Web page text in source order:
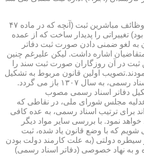
قانون یاد شده، در شرح وظائف مباشرین ثبت (آنچه كه در ماده ۴۷
تغییراتی را پدیدار ساخت كه از عمده
به لغو ضمنی دادن صورت ثبت دفاتر
اشاره داشت. لیكن علیرغم چنین
در آن روزگاران صورت ثبت سند را
اولین قانون مربوط به تشكیل
مستقل دفترخانه های اسناد رسمی، به سال ۱۳۰۷ باز می گردد.
قانون تشكیل دفاتر اسناد رسمی مصوب
عدلیه مجلس شورای ملی، در نقاطی كه
برای ترتیب اسناد رسمی، به عده كافی
نمود. با بررسی سایر مواد دیگر
كه با وضع قانون یاد شده، ثبت
سیطره دولتی (به علت كارمند دولت بودن
و به نهاد خصوصی (دفاتر اسناد رسمی)